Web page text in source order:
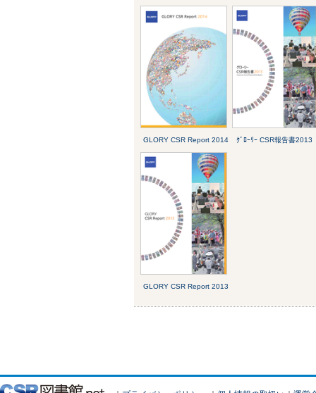
GLORY CSR Report 2014 ｸﾞﾛｰﾘｰ CSR報告書2013
GLORY CSR Report 2013